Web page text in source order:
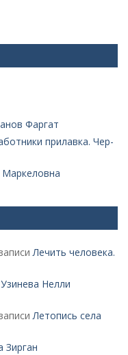
Фаргат
прилавка. Чер­
Маркеловна
Лечить человека.
Нелли
Летопись села
Зирган